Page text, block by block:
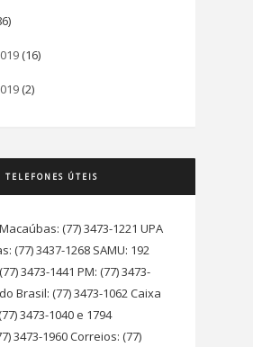
(16)
(2)
TELEFONES ÚTEIS
(77) 3473-1221 UPA
(77) 3437-1268 SAMU: 192
3473-1441 PM: (77) 3473-
Brasil: (77) 3473-1062 Caixa
3473-1040 e 1794
3473-1960 Correios: (77)